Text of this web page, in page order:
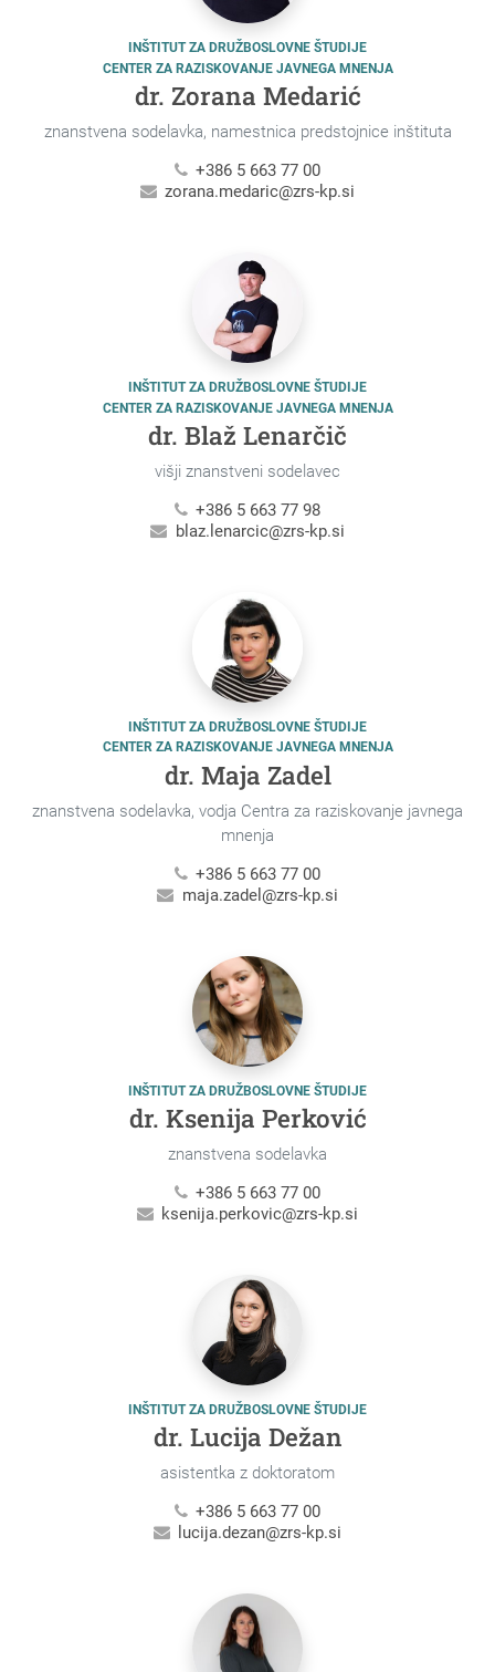
INŠTITUT ZA DRUŽBOSLOVNE ŠTUDIJE
CENTER ZA RAZISKOVANJE JAVNEGA MNENJA
dr. Zorana Medarić
znanstvena sodelavka, namestnica predstojnice inštituta
+386 5 663 77 00
zorana.medaric@zrs-kp.si
INŠTITUT ZA DRUŽBOSLOVNE ŠTUDIJE
CENTER ZA RAZISKOVANJE JAVNEGA MNENJA
dr. Blaž Lenarčič
višji znanstveni sodelavec
+386 5 663 77 98
blaz.lenarcic@zrs-kp.si
INŠTITUT ZA DRUŽBOSLOVNE ŠTUDIJE
CENTER ZA RAZISKOVANJE JAVNEGA MNENJA
dr. Maja Zadel
znanstvena sodelavka, vodja Centra za raziskovanje javnega
mnenja
+386 5 663 77 00
maja.zadel@zrs-kp.si
INŠTITUT ZA DRUŽBOSLOVNE ŠTUDIJE
dr. Ksenija Perković
znanstvena sodelavka
+386 5 663 77 00
ksenija.perkovic@zrs-kp.si
INŠTITUT ZA DRUŽBOSLOVNE ŠTUDIJE
dr. Lucija Dežan
asistentka z doktoratom
+386 5 663 77 00
lucija.dezan@zrs-kp.si